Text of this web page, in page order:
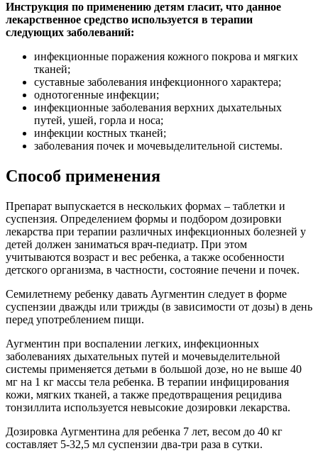
Инструкция по применению детям гласит, что данное
лекарственное средство используется в терапии
следующих заболеваний:
инфекционные поражения кожного покрова и мягких
тканей;
суставные заболевания инфекционного характера;
однотогенные инфекции;
инфекционные заболевания верхних дыхательных
путей, ушей, горла и носа;
инфекции костных тканей;
заболевания почек и мочевыделительной системы.
Способ применения
Препарат выпускается в нескольких формах – таблетки и
суспензия. Определением формы и подбором дозировки
лекарства при терапии различных инфекционных болезней у
детей должен заниматься врач-педиатр. При этом
учитываются возраст и вес ребенка, а также особенности
детского организма, в частности, состояние печени и почек.
Семилетнему ребенку давать Аугментин следует в форме
суспензии дважды или трижды (в зависимости от дозы) в день
перед употреблением пищи.
Аугментин при воспалении легких, инфекционных
заболеваниях дыхательных путей и мочевыделительной
системы применяется детьми в большой дозе, но не выше 40
мг на 1 кг массы тела ребенка. В терапии инфицирования
кожи, мягких тканей, а также предотвращения рецидива
тонзиллита используется невысокие дозировки лекарства.
Дозировка Аугментина для ребенка 7 лет, весом до 40 кг
составляет 5-32,5 мл суспензии два-три раза в сутки.